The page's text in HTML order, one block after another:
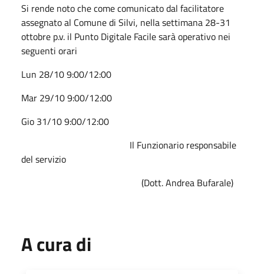
Si rende noto che come comunicato dal facilitatore
assegnato al Comune di Silvi, nella settimana 28-31
ottobre p.v. il Punto Digitale Facile sarà operativo nei
seguenti orari
Lun 28/10 9:00/12:00
Mar 29/10 9:00/12:00
Gio 31/10 9:00/12:00
Il Funzionario responsabile
del servizio
(Dott. Andrea Bufarale)
A cura di